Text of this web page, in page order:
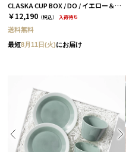
CLASKA CUP BOX / DO / イエロー＆ホワイト［クラスカ ギャラリー＆ショップ ドー］
￥12,190 （税込） 入荷待ち
送料無料
最短8月11日(火)にお届け